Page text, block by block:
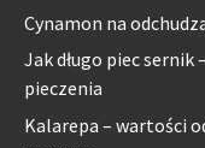
Cynamon na
Jak długo piec
pieczenia
Kalarepa – wartości